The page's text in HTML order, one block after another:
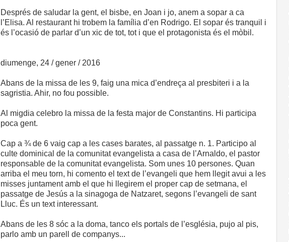
Després de saludar la gent, el bisbe, en Joan i jo, anem a sopar a ca
l’Elisa. Al restaurant hi trobem la família d’en Rodrigo. El sopar és tranquil i
és l’ocasió de parlar d’un xic de tot, tot i que el protagonista és el mòbil.
diumenge, 24 / gener / 2016
Abans de la missa de les 9, faig una mica d’endreça al presbiteri i a la
sagristia. Ahir, no fou possible.
Al migdia celebro la missa de la festa major de Constantins. Hi participa
poca gent.
Cap a ¾ de 6 vaig cap a les cases barates, al passatge n. 1. Participo al
culte dominical de la comunitat evangelista a casa de l’Arnaldo, el pastor
responsable de la comunitat evangelista. Som unes 10 persones. Quan
arriba el meu torn, hi comento el text de l’evangeli que hem llegit avui a les
misses juntament amb el que hi llegirem el proper cap de setmana, el
passatge de Jesús a la sinagoga de Natzaret, segons l’evangeli de sant
Lluc. És un text interessant.
Abans de les 8 sóc a la doma, tanco els portals de l’església, pujo al pis,
parlo amb un parell de companys...